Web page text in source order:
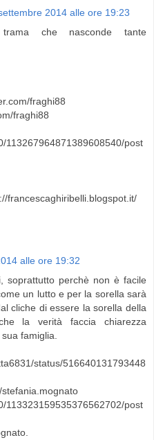
2014 alle ore 19:23
che nasconde tante
fraghi88
fraghi88
113267964871389608540/post
francescaghiribelli.blogspot.it/
alle ore 19:32
soprattutto perchè non è facile
un lutto e per la sorella sarà
cliche di essere la sorella della
la verità faccia chiarezza
famiglia.
status/516640131793448
113323159535376562702/post